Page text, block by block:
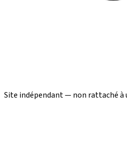
Site indépendant — non rattaché à